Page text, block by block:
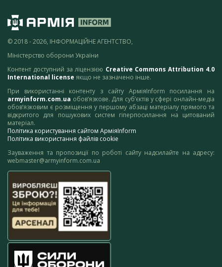
© 2018 - 2026, ІНФОРМАЦІЙНЕ АГЕНТСТВО,
Міністерство оборони України
Контент доступний за ліцензією Creative Commons Attribution 4.0
International license якщо не зазначено інше.
При використанні контенту з сайту АрміяInform посилання на
armyinform.com.ua обов’язкове. Для суб’єктів у сфері онлайн-медіа
обов’язковим є розміщення у першому абзаці матеріалу прямого та
відкритого для пошукових систем гіперпосилання на цитований
матеріал.
Політика користування сайтом АрміяInform
Політика використання файлів cookie
Зауваження та пропозиції по роботі сайту надсилайте на адресу:
webmaster@armyinform.com.ua